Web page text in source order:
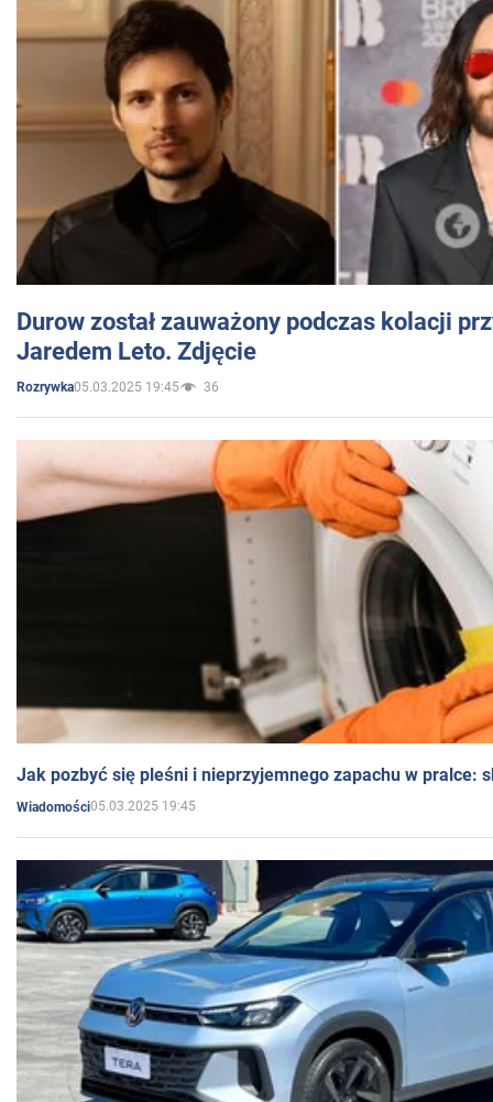
Durow został zauważony podczas kolacji
Jaredem Leto. Zdjęcie
Rozrywka05.03.2025 19:45 36
Jak pozbyć się pleśni i nieprzyjemnego zapachu w pralce:
Wiadomości05.03.2025 19:45